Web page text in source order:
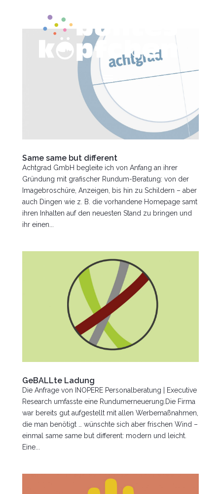
Same same but different
Achtgrad GmbH begleite ich von Anfang an ihrer
Gründung mit grafischer Rundum-Beratung: von der
Imagebroschüre, Anzeigen, bis hin zu Schildern – aber
auch Dingen wie z. B. die vorhandene Homepage samt
ihren Inhalten auf den neuesten Stand zu bringen und
ihr einen...
GeBALLte Ladung
Die Anfrage von INOPERE Personalberatung | Executive
Research umfasste eine Rundumerneuerung.Die Firma
war bereits gut aufgestellt mit allen Werbemaßnahmen,
die man benötigt … wünschte sich aber frischen Wind –
einmal same same but different: modern und leicht.
Eine...